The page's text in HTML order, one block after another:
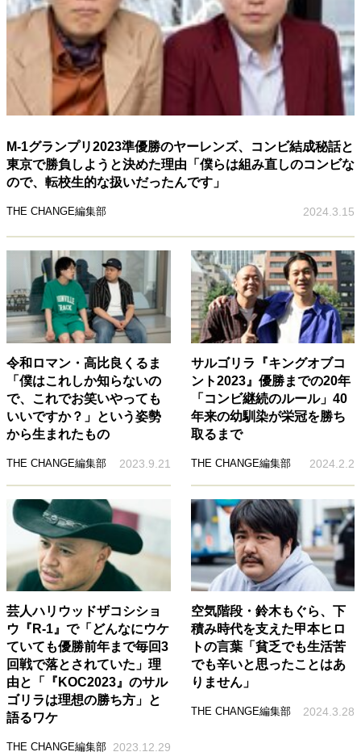
M-1グランプリ2023準優勝のヤーレンズ、コンビ結成秘話と
東京で勝負しようと決めた理由「僕らは組み直しのコンビな
ので、転校生的な扱いだったんです」
THE CHANGE編集部 2024.3.15
令和ロマン・高比良くるま
「僕はこれしか知らないの
で、これでお笑いやっても
いいですか？」という姿勢
から生まれたもの
THE CHANGE編集部 2023.9.21
サルゴリラ『キングオブコ
ント2023』優勝までの20年
「コンビ継続のルール」40
年来の幼馴染が栄冠を勝ち
取るまで
THE CHANGE編集部 2024.2.2
芸人ハリウッドザコシショ
ウ『R-1』で「どんなにウケ
ていても優勝前年まで毎回3
回戦で落とされていた」理
由と「『KOC2023』のサル
ゴリラは理想の勝ち方」と
語るワケ
THE CHANGE編集部 2023.12.29
空気階段・鈴木もぐら、下
積み時代を支えた甲本ヒロ
トの言葉「貧乏でも生活苦
でも辛いと思ったことはあ
りません」
THE CHANGE編集部 2024.3.28